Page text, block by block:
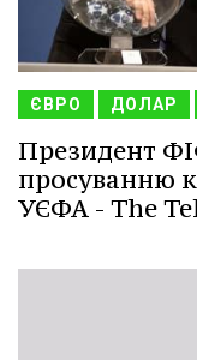
ЄВРО ДОЛАР
Президент
просуванню
УЄФА - The